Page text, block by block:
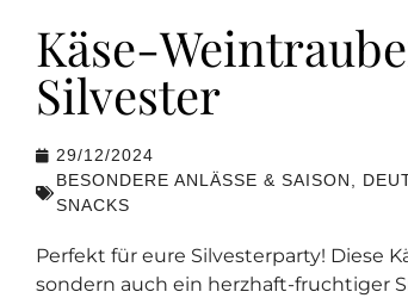
Käse-
Silvester
29/12/2024
BESONDERE ANLÄSSE & SAISON,
SNACKS
Perfekt für eure Silvesterparty! Diese
sondern auch ein herzhaft-fruchtiger